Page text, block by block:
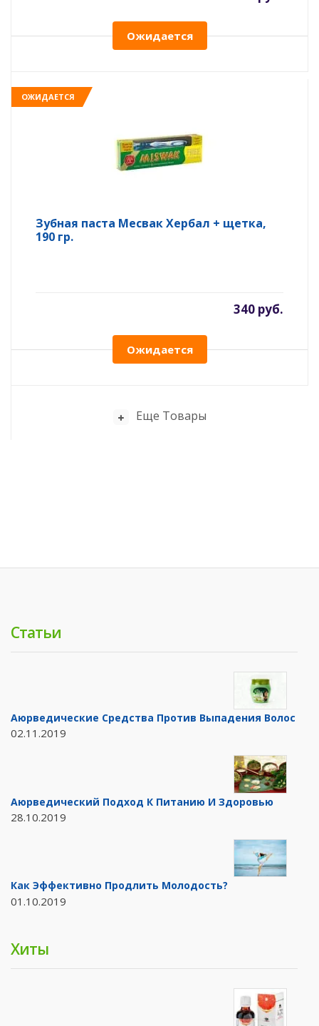
Ожидается
ОЖИДАЕТСЯ
Зубная паста Месвак Хербал + щетка,
190 гр.
340 руб.
Ожидается
Еще Товары
Статьи
Аюрведические Средства Против Выпадения Волос
02.11.2019
Аюрведический Подход К Питанию И Здоровью
28.10.2019
Как Эффективно Продлить Молодость?
01.10.2019
Хиты